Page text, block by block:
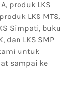
produk LKS
LKS MTS,
Simpati, buku
dan LKS SMP
untuk
sampai ke